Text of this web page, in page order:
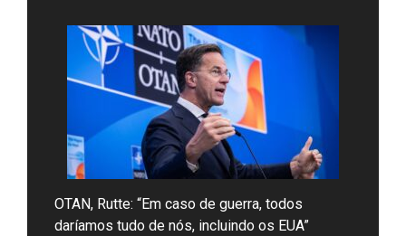
OTAN, Rutte: “Em caso de guerra, todos
daríamos tudo de nós, incluindo os EUA”